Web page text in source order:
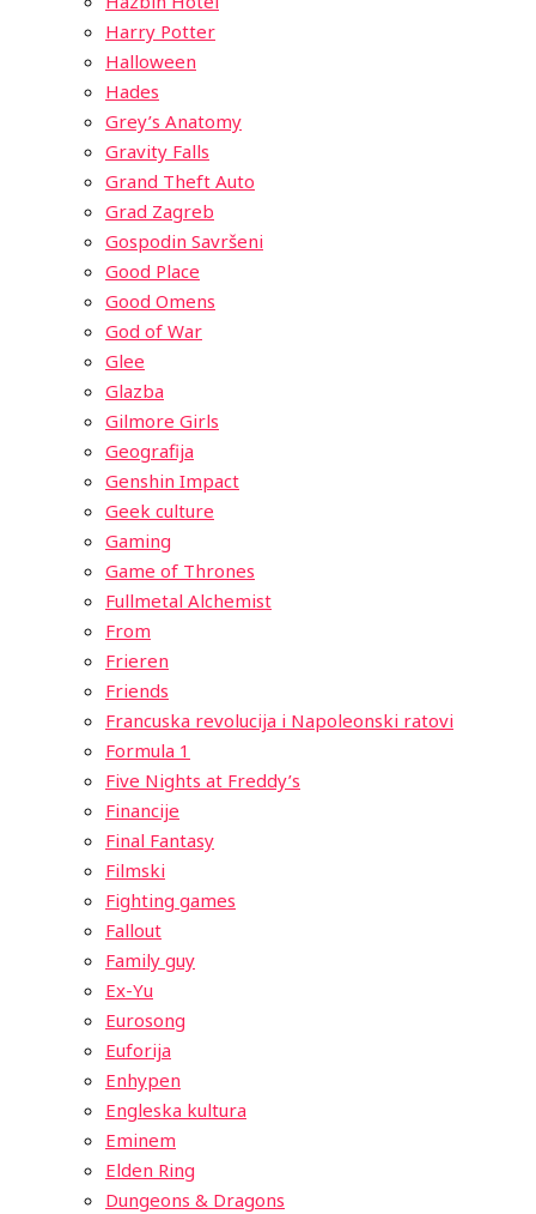
Harry Potter
Halloween
Hades
Grey’s Anatomy
Gravity Falls
Grand Theft Auto
Grad Zagreb
Gospodin Savršeni
Good Place
Good Omens
God of War
Glee
Glazba
Gilmore Girls
Geografija
Genshin Impact
Geek culture
Gaming
Game of Thrones
Fullmetal Alchemist
From
Frieren
Friends
Francuska revolucija i Napoleonski ratovi
Formula 1
Five Nights at Freddy’s
Financije
Final Fantasy
Filmski
Fighting games
Fallout
Family guy
Ex-Yu
Eurosong
Euforija
Enhypen
Engleska kultura
Eminem
Elden Ring
Dungeons & Dragons